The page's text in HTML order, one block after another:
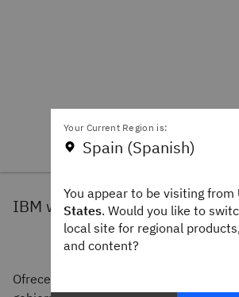
IBM watsonx.data intelligence
Ofrece gestión de metadatos, linaje,
Your Current Region is:
Spain (Spanish)
You appear to be visiting from
States. Would you like to
local site for regional
and content?